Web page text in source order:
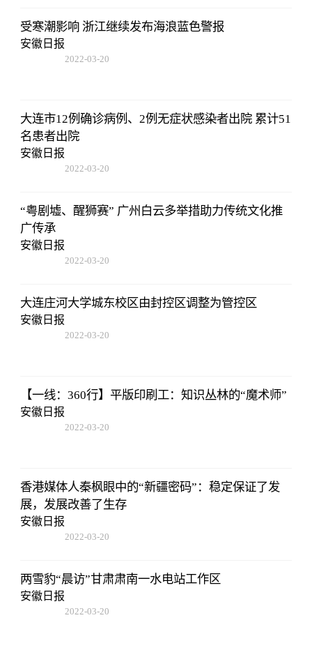
受寒潮影响 浙江继续发布海浪蓝色警报
安徽日报
2022-03-20
大连市12例确诊病例、2例无症状感染者出院 累计51
名患者出院
安徽日报
2022-03-20
“粤剧墟、醒狮赛” 广州白云多举措助力传统文化推
广传承
安徽日报
2022-03-20
大连庄河大学城东校区由封控区调整为管控区
安徽日报
2022-03-20
【一线：360行】平版印刷工：知识丛林的“魔术师”
安徽日报
2022-03-20
香港媒体人秦枫眼中的“新疆密码”：稳定保证了发
展，发展改善了生存
安徽日报
2022-03-20
两雪豹“晨访”甘肃肃南一水电站工作区
安徽日报
2022-03-20